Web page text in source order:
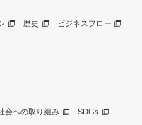
歴史 ビジネスフロー
会への取り組み SDGs